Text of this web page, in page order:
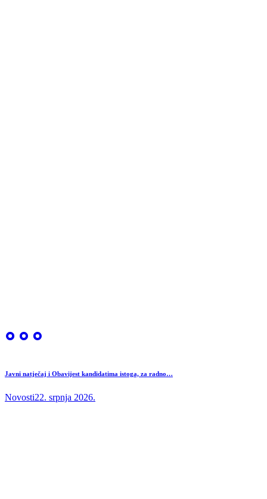
Javni natječaj i Obavijest kandidatima istoga, za radno…
Novosti22. srpnja 2026.